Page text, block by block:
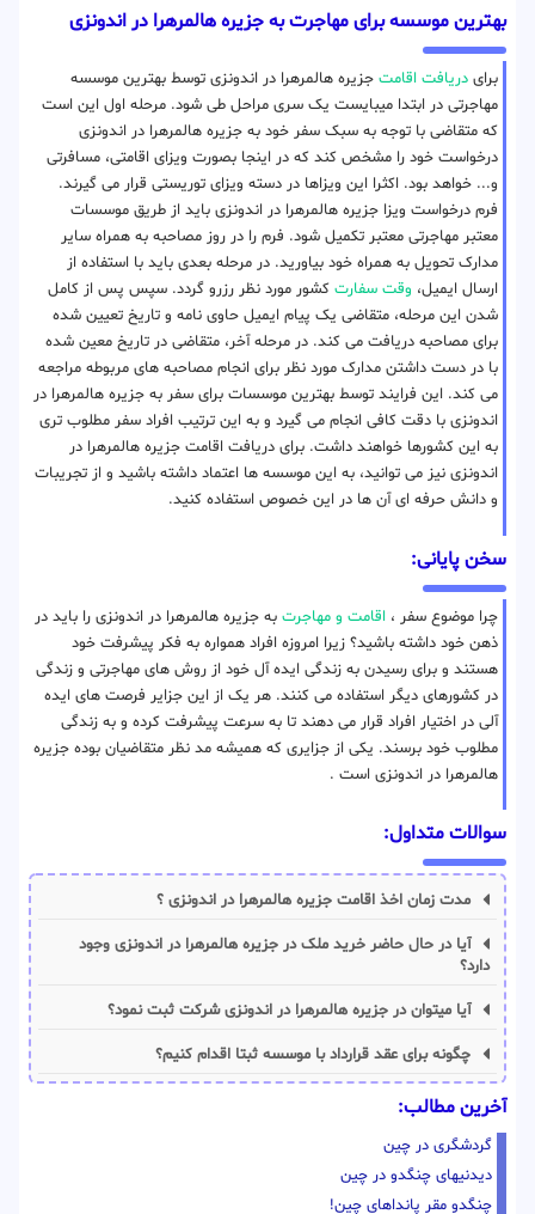
بهترین موسسه برای مهاجرت به جزیره هالمرهرا در اندونزی
برای دریافت اقامت جزیره هالمرهرا در اندونزی توسط بهترین موسسه
مهاجرتی در ابتدا میبایست یک سری مراحل طی شود. مرحله اول این است
که متقاضی با توجه به سبک سفر خود به جزیره هالمرهرا در اندونزی
درخواست خود را مشخص کند که در اینجا بصورت ویزای اقامتی، مسافرتی
و... خواهد بود. اکثرا این ویزاها در دسته ویزای توریستی قرار می گیرند.
فرم درخواست ویزا جزیره هالمرهرا در اندونزی باید از طریق موسسات
معتبر مهاجرتی معتبر تکمیل شود. فرم را در روز مصاحبه به همراه سایر
مدارک تحویل به همراه خود بیاورید. در مرحله بعدی باید با استفاده از
ارسال ایمیل، وقت سفارت کشور مورد نظر رزرو گردد. سپس پس از کامل
شدن این مرحله، متقاضی یک پیام ایمیل حاوی نامه و تاریخ تعیین شده
برای مصاحبه دریافت می کند. در مرحله آخر، متقاضی در تاریخ معین شده
با در دست داشتن مدارک مورد نظر برای انجام مصاحبه های مربوطه مراجعه
می کند. این فرایند توسط بهترین موسسات برای سفر به جزیره هالمرهرا در
اندونزی با دقت کافی انجام می گیرد و به این ترتیب افراد سفر مطلوب تری
به این کشورها خواهند داشت. برای دریافت اقامت جزیره هالمرهرا در
اندونزی نیز می توانید، به این موسسه ها اعتماد داشته باشید و از تجریبات
و دانش حرفه ای آن ها در این خصوص استفاده کنید.
سخن پایانی:
چرا موضوع سفر ، اقامت و مهاجرت به جزیره هالمرهرا در اندونزی را باید در
ذهن خود داشته باشید؟ زیرا امروزه افراد همواره به فکر پیشرفت خود
هستند و برای رسیدن به زندگی ایده آل خود از روش های مهاجرتی و زندگی
در کشورهای دیگر استفاده می کنند. هر یک از این جزایر فرصت های ایده
آلی در اختیار افراد قرار می دهند تا به سرعت پیشرفت کرده و به زندگی
مطلوب خود برسند. یکی از جزایری که همیشه مد نظر متقاضیان بوده جزیره
هالمرهرا در اندونزی است .
سوالات متداول:
مدت زمان اخذ اقامت جزیره هالمرهرا در اندونزی ؟
آیا در حال حاضر خرید ملک در جزیره هالمرهرا در اندونزی وجود
دارد؟
آیا میتوان در جزیره هالمرهرا در اندونزی شرکت ثبت نمود؟
چگونه برای عقد قرارداد با موسسه ثبتا اقدام کنیم؟
آخرین مطالب:
گردشگری در چین
دیدنیهای چنگدو در چین
چنگدو مقر پانداهای چین!